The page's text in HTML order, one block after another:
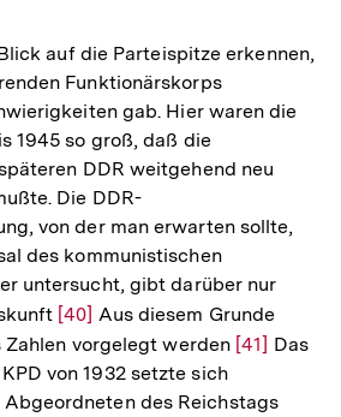
auf die Parteispitze erkennen,
Funktionärskorps
gab. Hier waren die
1945 so groß, daß die
DDR weitgehend neu
Die DDR-
von der man erwarten sollte,
des kommunistischen
untersucht, gibt darüber nur
Zur
Auflösung
der
Fußnote
[40] Aus diesem Grunde
vorgelegt werden Zur
der
[41] Das
von 1932 setzte sich
Abgeordneten des Reichstags